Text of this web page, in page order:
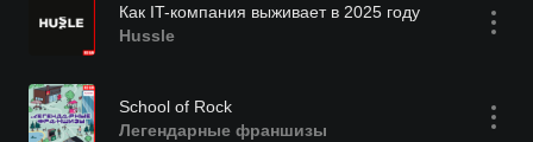
Как IT-компания выживает в 2025 году
Hussle
School of Rock
Легендарные франшизы